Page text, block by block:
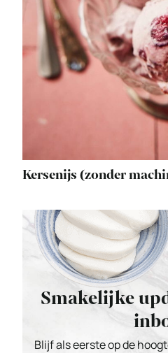
Kersenijs (zonder
Smakelijke
Blijf als eerste op de